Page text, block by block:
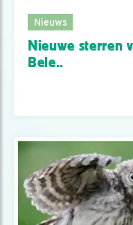
Nieuws
Nieuwe sterren
Bele..